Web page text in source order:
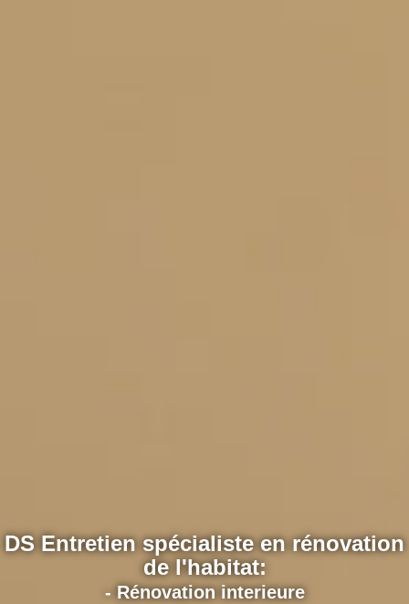
DS Entretien spécialiste en rénovation
de l'habitat:
- Rénovation interieure